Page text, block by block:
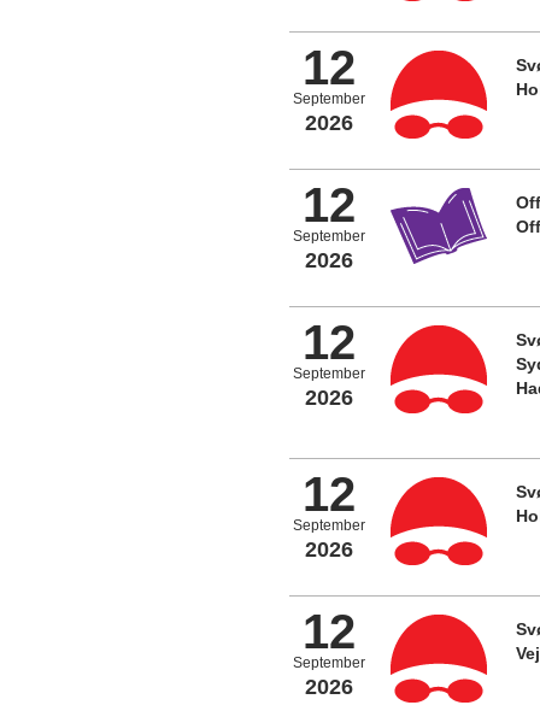
12
September
2026
12
September
2026
12
September
2026
12
September
2026
12
September
2026